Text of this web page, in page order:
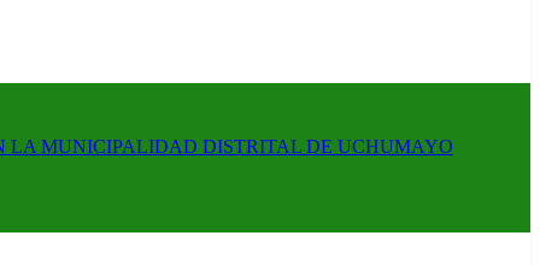
LA MUNICIPALIDAD DISTRITAL DE UCHUMAYO